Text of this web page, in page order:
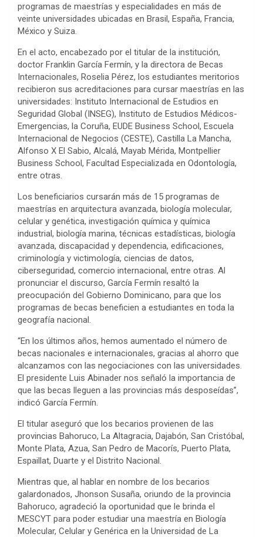
programas de maestrías y especialidades en más de
veinte universidades ubicadas en Brasil, España, Francia,
México y Suiza.
En el acto, encabezado por el titular de la institución,
doctor Franklin García Fermín, y la directora de Becas
Internacionales, Roselia Pérez, los estudiantes meritorios
recibieron sus acreditaciones para cursar maestrías en las
universidades: Instituto Internacional de Estudios en
Seguridad Global (INSEG), Instituto de Estudios Médicos-
Emergencias, la Coruña, EUDE Business School, Escuela
Internacional de Negocios (CESTE), Castilla La Mancha,
Alfonso X El Sabio, Alcalá, Mayab Mérida, Montpellier
Business School, Facultad Especializada en Odontología,
entre otras.
Los beneficiarios cursarán más de 15 programas de
maestrías en arquitectura avanzada, biología molecular,
celular y genética, investigación química y química
industrial, biología marina, técnicas estadísticas, biología
avanzada, discapacidad y dependencia, edificaciones,
criminología y victimología, ciencias de datos,
ciberseguridad, comercio internacional, entre otras. Al
pronunciar el discurso, García Fermín resaltó la
preocupación del Gobierno Dominicano, para que los
programas de becas beneficien a estudiantes en toda la
geografía nacional.
“En los últimos años, hemos aumentado el número de
becas nacionales e internacionales, gracias al ahorro que
alcanzamos con las negociaciones con las universidades.
El presidente Luis Abinader nos señaló la importancia de
que las becas lleguen a las provincias más desposeídas”,
indicó García Fermín.
El titular aseguró que los becarios provienen de las
provincias Bahoruco, La Altagracia, Dajabón, San Cristóbal,
Monte Plata, Azua, San Pedro de Macorís, Puerto Plata,
Espaillat, Duarte y el Distrito Nacional.
Mientras que, al hablar en nombre de los becarios
galardonados, Jhonson Susaña, oriundo de la provincia
Bahoruco, agradeció la oportunidad que le brinda el
MESCYT para poder estudiar una maestría en Biología
Molecular, Celular y Genérica en la Universidad de La